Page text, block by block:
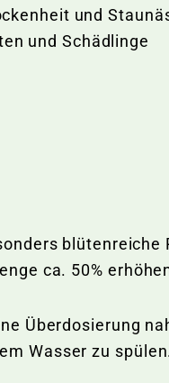
und
und Schädlinge
ca. 50%
Überdosierung
Wasser zu